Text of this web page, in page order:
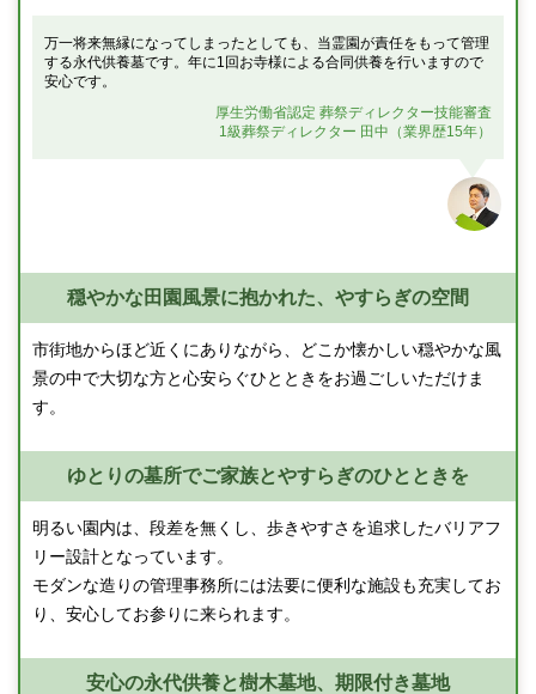
万一将来無縁になってしまったとしても、当霊園が責任をもって管理
する永代供養墓です。年に1回お寺様による合同供養を行いますので
安心です。
厚生労働省認定 葬祭ディレクター技能審査
1級葬祭ディレクター 田中（業界歴15年）
穏やかな田園風景に抱かれた、やすらぎの空間
市街地からほど近くにありながら、どこか懐かしい穏やかな風
景の中で大切な方と心安らぐひとときをお過ごしいただけま
す。
ゆとりの墓所でご家族とやすらぎのひとときを
明るい園内は、段差を無くし、歩きやすさを追求したバリアフ
リー設計となっています。
モダンな造りの管理事務所には法要に便利な施設も充実してお
り、安心してお参りに来られます。
安心の永代供養と樹木墓地、期限付き墓地